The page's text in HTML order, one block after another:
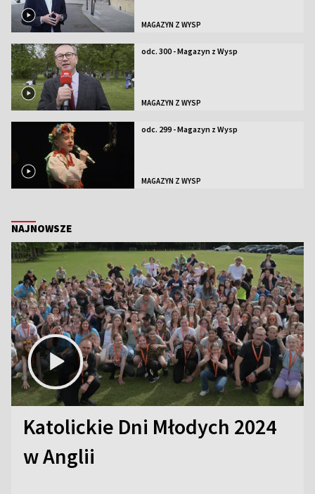
MAGAZYN Z WYSP
odc. 300 - Magazyn z Wysp
MAGAZYN Z WYSP
odc. 299 - Magazyn z Wysp
MAGAZYN Z WYSP
NAJNOWSZE
Katolickie Dni Młodych 2024
w Anglii